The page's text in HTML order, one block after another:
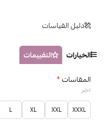
دليل القياسات
الخيارات
التقييمات
المقاسات*
اختر
XXXL
XXL
XL
L